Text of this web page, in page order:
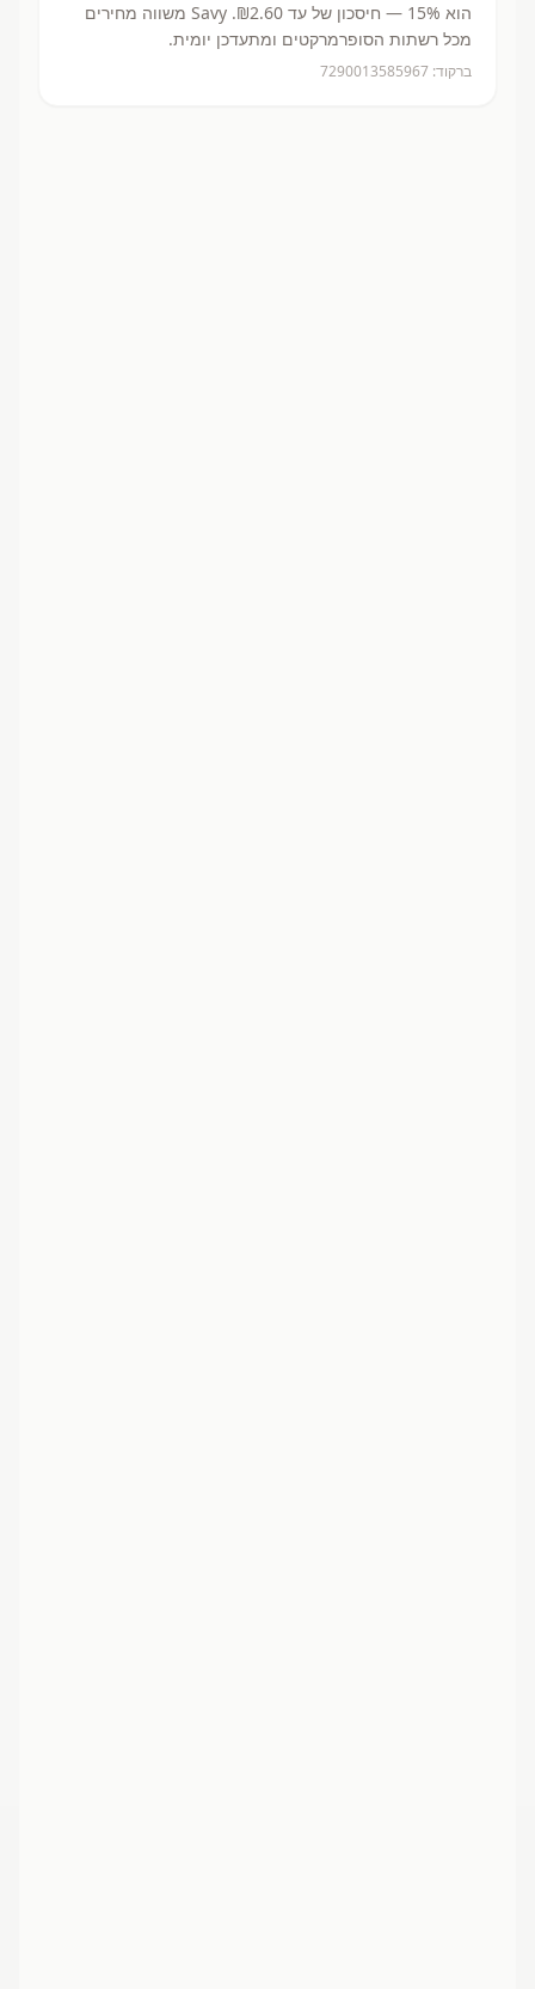
הוא 15% — חיסכון של עד ₪2.60.
Savy משווה מחירים
מכל רשתות הסופרמרקטים ומתעדכן יומית.
ברקוד: 7290013585967